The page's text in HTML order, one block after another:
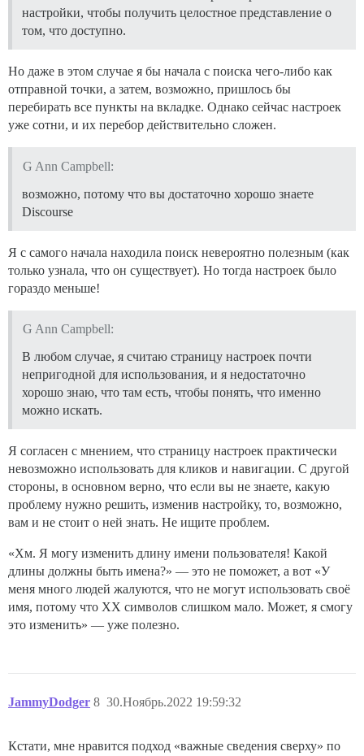
настройки, чтобы получить целостное представление о
том, что доступно.
Но даже в этом случае я бы начала с поиска чего-либо как
отправной точки, а затем, возможно, пришлось бы
перебирать все пункты на вкладке. Однако сейчас настроек
уже сотни, и их перебор действительно сложен.
G Ann Campbell:
возможно, потому что вы достаточно хорошо знаете
Discourse
Я с самого начала находила поиск невероятно полезным (как
только узнала, что он существует). Но тогда настроек было
гораздо меньше!
G Ann Campbell:
В любом случае, я считаю страницу настроек почти
непригодной для использования, и я недостаточно
хорошо знаю, что там есть, чтобы понять, что именно
можно искать.
Я согласен с мнением, что страницу настроек практически
невозможно использовать для кликов и навигации. С другой
стороны, в основном верно, что если вы не знаете, какую
проблему нужно решить, изменив настройку, то, возможно,
вам и не стоит о ней знать. Не ищите проблем.
«Хм. Я могу изменить длину имени пользователя! Какой
длины должны быть имена?» — это не поможет, а вот «У
меня много людей жалуются, что не могут использовать своё
имя, потому что XX символов слишком мало. Может, я смогу
это изменить» — уже полезно.
JammyDodger 30.Ноябрь.2022 19:59:32
8
Кстати, мне нравится подход «важные сведения сверху» по